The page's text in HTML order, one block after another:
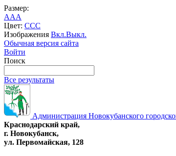
Размер:
AAA
Цвет: CCC
Изображения Вкл.Выкл.
Обычная версия сайта
Войти
Поиск
Все результаты
Администрация Новокубанского
Краснодарский край,
г. Новокубанск,
ул. Первомайская, 128